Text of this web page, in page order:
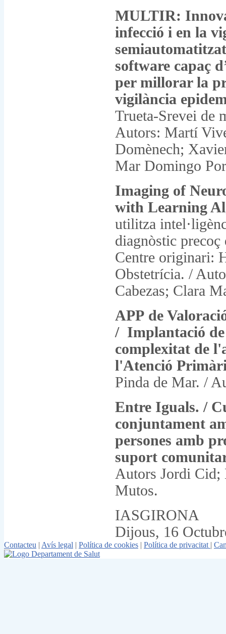
MULTIR:
infecció i en la
software capaç
per millorar la
vigilància
Trueta-Srevei de
Autors: Martí
Domènech;
Mar Domingo
Imaging of
with Learning
utilitza
diagnòstic precoç
Centre originari:
Obstetrícia. /
Cabezas; Clara
APP de
/ Implantació
complexitat de
l'Atenció
Pinda de Mar. /
Entre Iguals. /
conjuntament
persones amb
suport
Autors Jordi Cid;
Mutos.
IASGIRONA
Dijous, 16
Contacteu | Avís legal | Política de cookies | Política de privacitat |